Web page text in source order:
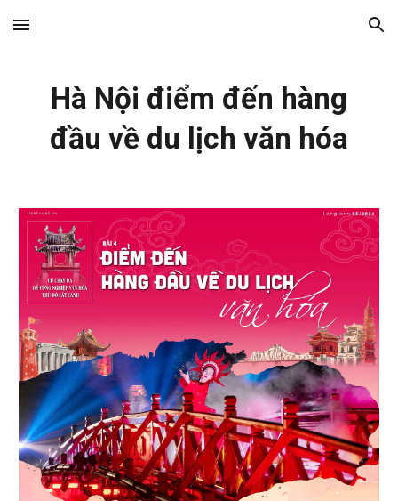
Skip to main content Skip to navigation
Hà Nội điểm đến hàng
đầu về du lịch văn hóa